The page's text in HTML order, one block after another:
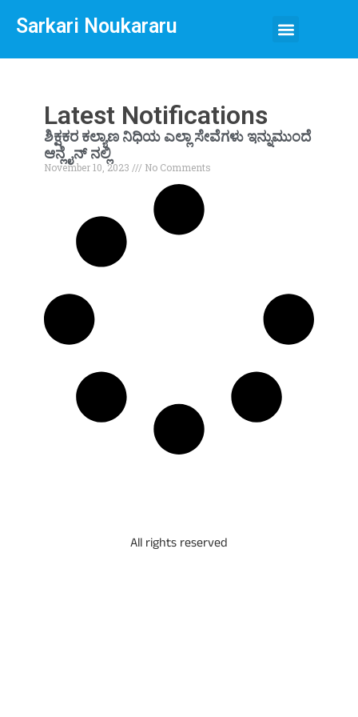
Sarkari Noukararu
Latest Notifications
ಶಿಕ್ಷಕರ ಕಲ್ಯಾಣ ನಿಧಿಯ ಎಲ್ಲಾ ಸೇವೆಗಳು ಇನ್ನುಮುಂದೆ
ಆನ್ಲೈನ್ ನಲ್ಲಿ
November 10, 2023 No Comments
All rights reserved